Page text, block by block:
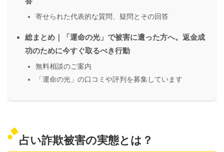
寄せられた代表的な質問、疑問とその回答
総まとめ｜「運命の光」で被害に遭った方へ。返金成
功のために今すぐ取るべき行動
無料相談のご案内
「運命の光」の口コミや評判を募集しています
占い詐欺被害の実態とは？